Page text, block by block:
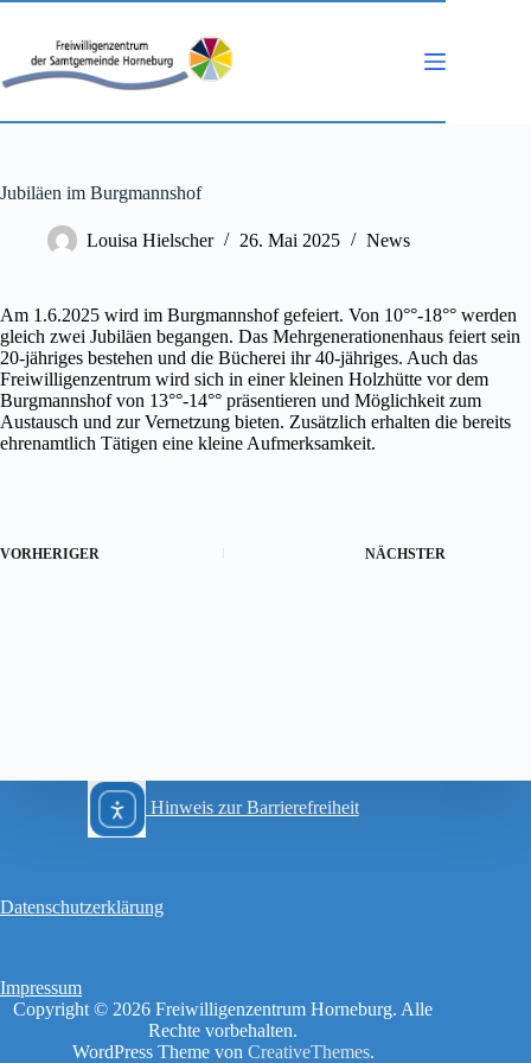
Zum
springen
Jubiläen im Burgmannshof
Louisa Hielscher 26. Mai 2025 News
Am 1.6.2025 wird im Burgmannshof gefeiert. Von 10°°-18°° werden
gleich zwei Jubiläen begangen. Das Mehrgenerationenhaus feiert sein
20-jähriges bestehen und die Bücherei ihr 40-jähriges. Auch das
Freiwilligenzentrum wird sich in einer kleinen Holzhütte vor dem
Burgmannshof von 13°°-14°° präsentieren und Möglichkeit zum
Austausch und zur Vernetzung bieten. Zusätzlich erhalten die bereits
ehrenamtlich Tätigen eine kleine Aufmerksamkeit.
VORHERIGER NÄCHSTER
Hinweis zur Barrierefreiheit
Datenschutzerklärung
Impressum
Copyright © 2026 Freiwilligenzentrum Horneburg. Alle
Rechte vorbehalten.
WordPress Theme von CreativeThemes.